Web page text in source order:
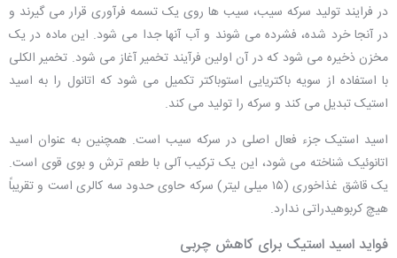
در فرایند تولید سرکه سیب، سیب ها روی یک تسمه فرآوری قرار می گیرند و
در آنجا خرد شده، فشرده می شوند و آب آنها جدا می شود. این ماده در یک
مخزن ذخیره می شود که در آن اولین فرآیند تخمیر آغاز می شود. تخمیر الکلی
با استفاده از سویه باکتریایی استوباکتر تکمیل می شود که اتانول را به اسید
استیک تبدیل می کند و سرکه را تولید می کند.
اسید استیک جزء فعال اصلی در سرکه سیب است. همچنین به عنوان اسید
اتانوئیک شناخته می شود، این یک ترکیب آلی با طعم ترش و بوی قوی است.
یک قاشق غذاخوری (۱۵ میلی لیتر) سرکه حاوی حدود سه کالری است و تقریباً
هیچ کربوهیدراتی ندارد.
فواید اسید استیک برای کاهش چربی